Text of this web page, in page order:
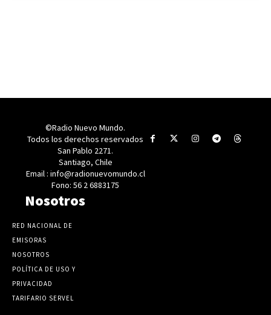
©Radio Nuevo Mundo.
Todos los derechos reservados
San Pablo 2271.
Santiago, Chile
Email : info@radionuevomundo.cl
Fono: 56 2 6883175
Nosotros
RED NACIONAL DE
EMISORAS
NOSOTROS
POLÍTICA DE USO Y
PRIVACIDAD
TARIFARIO SERVEL